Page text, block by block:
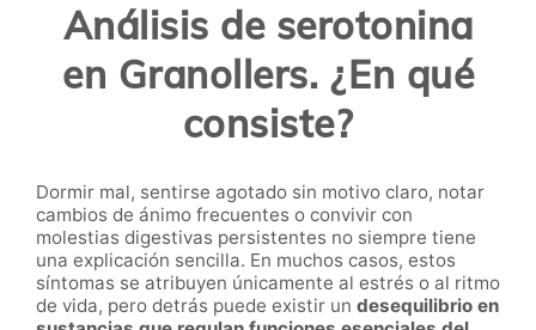
Análisis de serotonina
en Granollers. ¿En qué
consiste?
Dormir mal, sentirse agotado sin motivo claro, notar
cambios de ánimo frecuentes o convivir con
molestias digestivas persistentes no siempre tiene
una explicación sencilla. En muchos casos, estos
síntomas se atribuyen únicamente al estrés o al ritmo
de vida, pero detrás puede existir un desequilibrio en